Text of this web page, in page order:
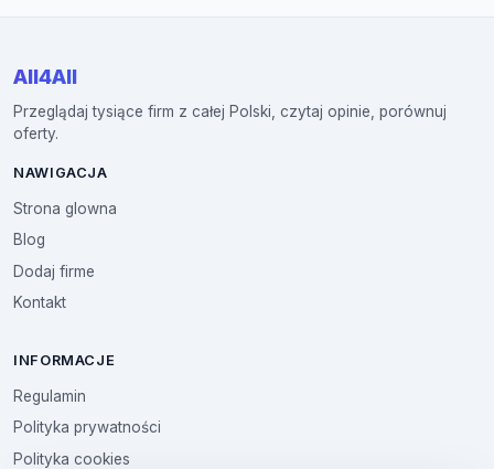
All4All
Przeglądaj tysiące firm z całej Polski, czytaj opinie, porównuj
oferty.
NAWIGACJA
Strona glowna
Blog
Dodaj firme
Kontakt
INFORMACJE
Regulamin
Polityka prywatności
Polityka cookies